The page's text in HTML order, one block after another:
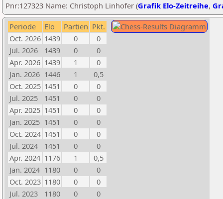
Pnr:127323 Name: Christoph Linhofer (Grafik Elo-Zeitreihe,
Periode Elo Partien Pkt.
Oct. 2026 1439 0
0
Jul. 2026
1439 0
0
Apr. 2026 1439 1
0
Jan. 2026 1446 1
0,5
Oct. 2025 1451 0
0
Jul. 2025
1451 0
0
Apr. 2025 1451 0
0
Jan. 2025 1451 0
0
Oct. 2024 1451 0
0
Jul. 2024
1451 0
0
Apr. 2024 1176 1
0,5
Jan. 2024 1180 0
0
Oct. 2023 1180 0
0
Jul. 2023
1180 0
0